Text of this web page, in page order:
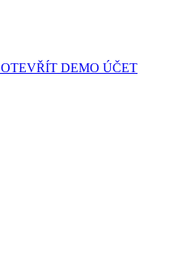
OTEVŘÍT DEMO ÚČET